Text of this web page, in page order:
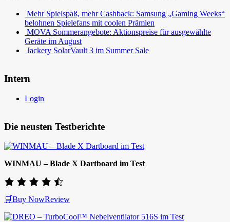
Mehr Spielspaß, mehr Cashback: Samsung „Gaming Weeks“
belohnen Spielefans mit coolen Prämien
MOVA Sommerangebote: Aktionspreise für ausgewählte
Geräte im August
Jackery SolarVault 3 im Summer Sale
Intern
Login
Die neusten Testberichte
WINMAU – Blade X Dartboard im Test
🛒Buy NowReview